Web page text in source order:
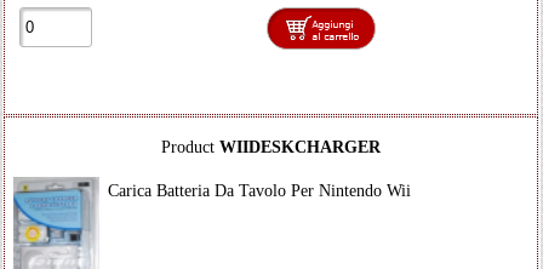
Product WIIDESKCHARGER
Carica Batteria Da Tavolo Per Nintendo Wii